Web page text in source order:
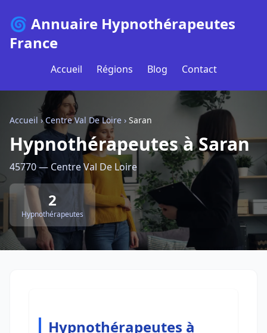
🌀 Annuaire Hypnothérapeutes
France
Accueil Régions Blog Contact
Accueil ›Centre Val De Loire › Saran
Hypnothérapeutes à Saran
45770 — Centre Val De Loire
2
Hypnothérapeutes
Hypnothérapeutes à